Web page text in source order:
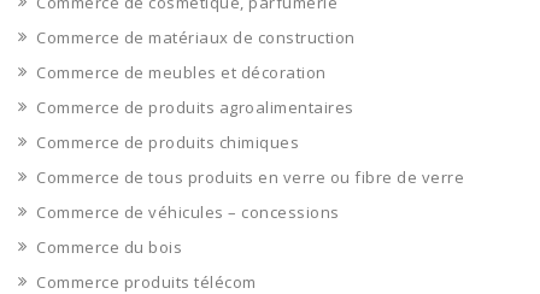
Commerce de matériaux de construction
Commerce de meubles et décoration
Commerce de produits agroalimentaires
Commerce de produits chimiques
Commerce de tous produits en verre ou fibre de verre
Commerce de véhicules – concessions
Commerce du bois
Commerce produits télécom